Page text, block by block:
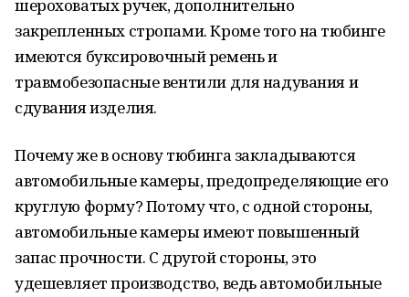
шероховатых ручек, дополнительно
закрепленных стропами. Кроме того на тюбинге
имеются буксировочный ремень и
травмобезопасные вентили для надувания и
сдувания изделия.
Почему же в основу тюбинга закладываются
автомобильные камеры, предопределяющие его
круглую форму? Потому что, с одной стороны,
автомобильные камеры имеют повышенный
запас прочности. С другой стороны, это
удешевляет производство, ведь автомобильные